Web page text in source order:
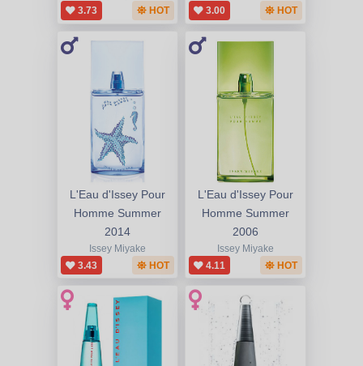
3.73
HOT 3.00 HOT
L'Eau d'Issey Pour
Homme Summer
2014
Issey Miyake
3.43
HOT
L'Eau d'Issey Pour
Homme Summer
2006
Issey Miyake
4.11
HOT